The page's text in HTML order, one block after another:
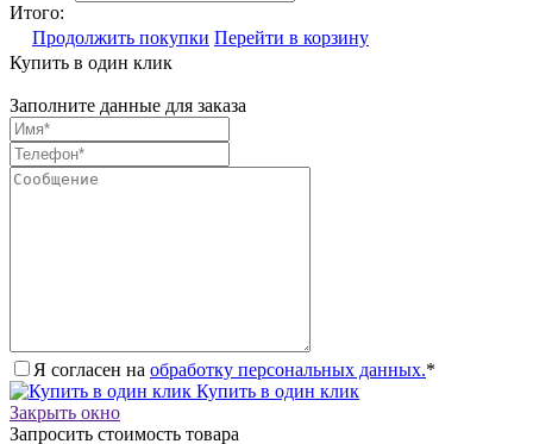
Итого:
Продолжить покупки Перейти в корзину
Купить в один клик
Заполните данные для заказа
Я согласен на обработку персональных данных.*
Купить в один клик
Закрыть окно
Запросить стоимость товара